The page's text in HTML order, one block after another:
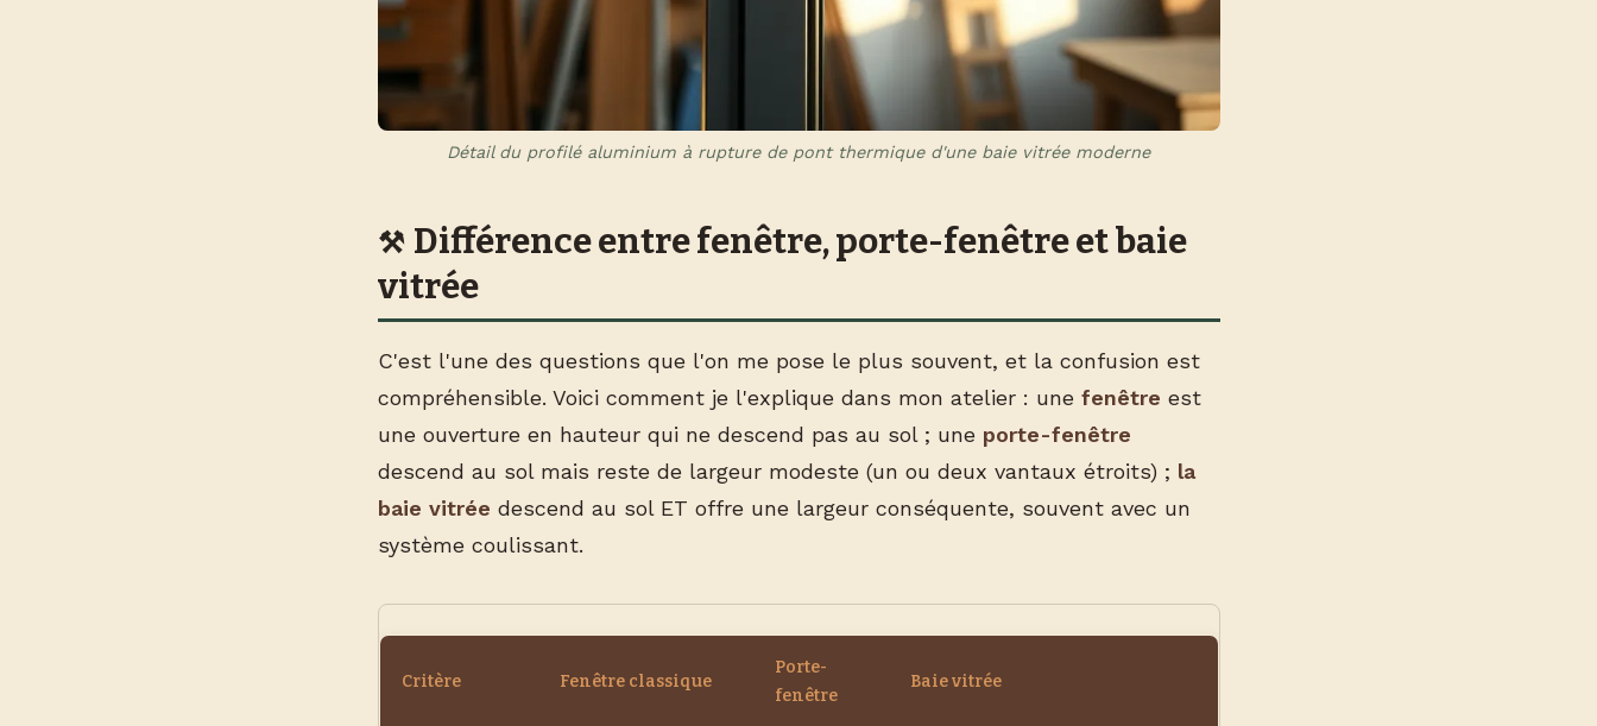
Détail du profilé aluminium à rupture de pont thermique d'une baie vitrée moderne
Différence entre fenêtre, porte-fenêtre et baie
vitrée
C'est l'une des questions que l'on me pose le plus souvent, et la confusion est
compréhensible. Voici comment je l'explique dans mon atelier : une fenêtre est
une ouverture en hauteur qui ne descend pas au sol ; une porte-fenêtre
descend au sol mais reste de largeur modeste (un ou deux vantaux étroits) ; la
baie vitrée descend au sol ET offre une largeur conséquente, souvent avec un
système coulissant.
Critère Fenêtre classique
Porte-
fenêtre
Baie vitrée